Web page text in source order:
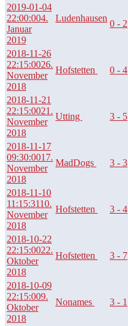
2019-01-04
22:00:004.
Januar
2019
Ludenhausen
0 - 2
2018-11-26
22:15:0026.
November
2018
Hofstetten 0 - 4
2018-11-21
22:15:0021.
November
2018
Utting 3 - 5
2018-11-17
09:30:0017.
November
2018
MadDogs 3 - 3
2018-11-10
11:15:3110.
November
2018
Hofstetten 3 - 4
2018-10-22
22:15:0022.
Oktober
2018
Hofstetten 3 - 7
2018-10-09
22:15:009.
Oktober
2018
Nonames 3 - 1